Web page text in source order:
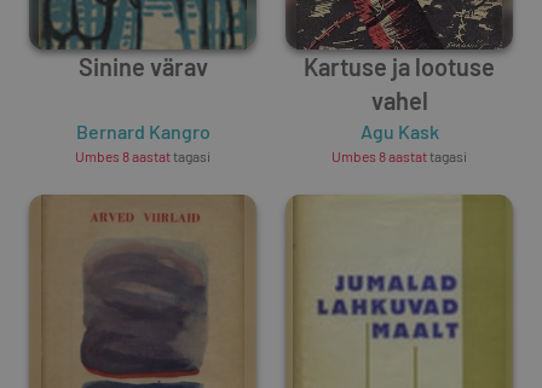
Sinine värav
Bernard Kangro
Umbes 8 aastattagasi
Kartuse ja lootuse
vahel
Agu Kask
Umbes 8 aastattagasi